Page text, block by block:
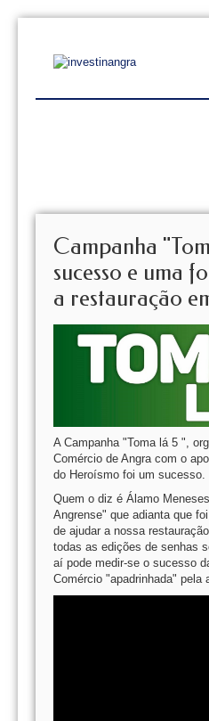
Campanha
sucesso e uma
a restauração
A Campanha "Toma lá 5 ",
Comércio de Angra com o
do Heroísmo foi um sucesso.
Quem o diz é Álamo
Angrense" que adianta que
de ajudar a nossa
todas as edições de senhas
aí pode medir-se o sucesso
Comércio "apadrinhada" pela